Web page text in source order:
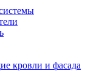
кровли и фасада